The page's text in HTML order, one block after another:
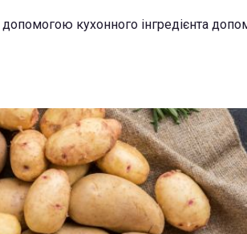
кухонного інгредієнта